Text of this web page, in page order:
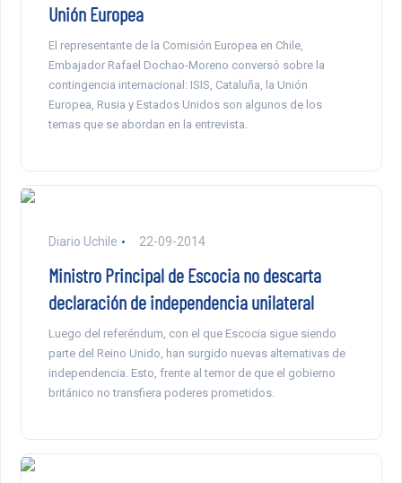
Unión Europea
El representante de la Comisión Europea en Chile,
Embajador Rafael Dochao-Moreno conversó sobre la
contingencia internacional: ISIS, Cataluña, la Unión
Europea, Rusia y Estados Unidos son algunos de los
temas que se abordan en la entrevista.
Diario Uchile 22-09-2014
Ministro Principal de Escocia no descarta
declaración de independencia unilateral
Luego del referéndum, con el que Escocia sigue siendo
parte del Reino Unido, han surgido nuevas alternativas de
independencia. Esto, frente al temor de que el gobierno
británico no transfiera poderes prometidos.